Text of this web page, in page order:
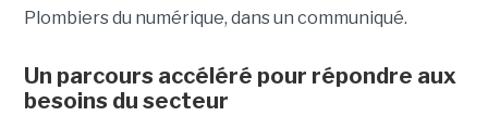
Plombiers du numérique, dans un communiqué.
Un parcours accéléré pour répondre aux
besoins du secteur